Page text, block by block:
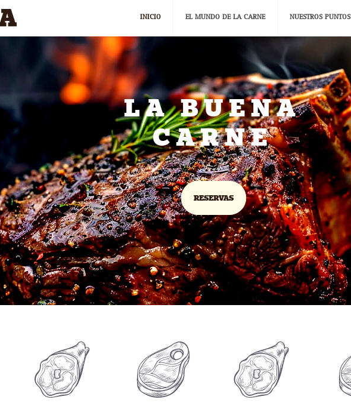
INICIO EL MUNDO DE LA CARNE NUESTROS PUNTOS
LA BUENA
CARNE
RESERVAS